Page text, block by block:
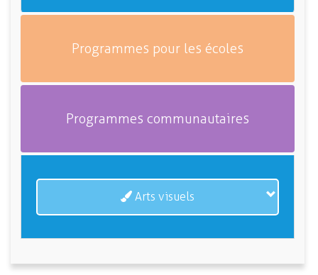
Programmes pour les écoles
Programmes communautaires
Arts visuels